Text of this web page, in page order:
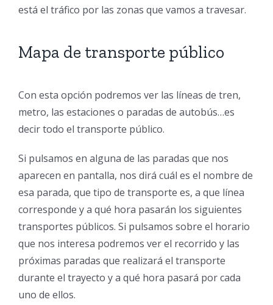
está el tráfico por las zonas que vamos a travesar.
Mapa de transporte público
Con esta opción podremos ver las líneas de tren,
metro, las estaciones o paradas de autobús…es
decir todo el transporte público.
Si pulsamos en alguna de las paradas que nos
aparecen en pantalla, nos dirá cuál es el nombre de
esa parada, que tipo de transporte es, a que línea
corresponde y a qué hora pasarán los siguientes
transportes públicos. Si pulsamos sobre el horario
que nos interesa podremos ver el recorrido y las
próximas paradas que realizará el transporte
durante el trayecto y a qué hora pasará por cada
uno de ellos.